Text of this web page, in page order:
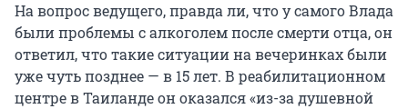
На вопрос ведущего, правда ли, что у самого Влада
были проблемы с алкоголем после смерти отца, он
ответил, что такие ситуации на вечеринках были
уже чуть позднее — в 15 лет. В реабилитационном
центре в Таиланде он оказался «из-за душевной